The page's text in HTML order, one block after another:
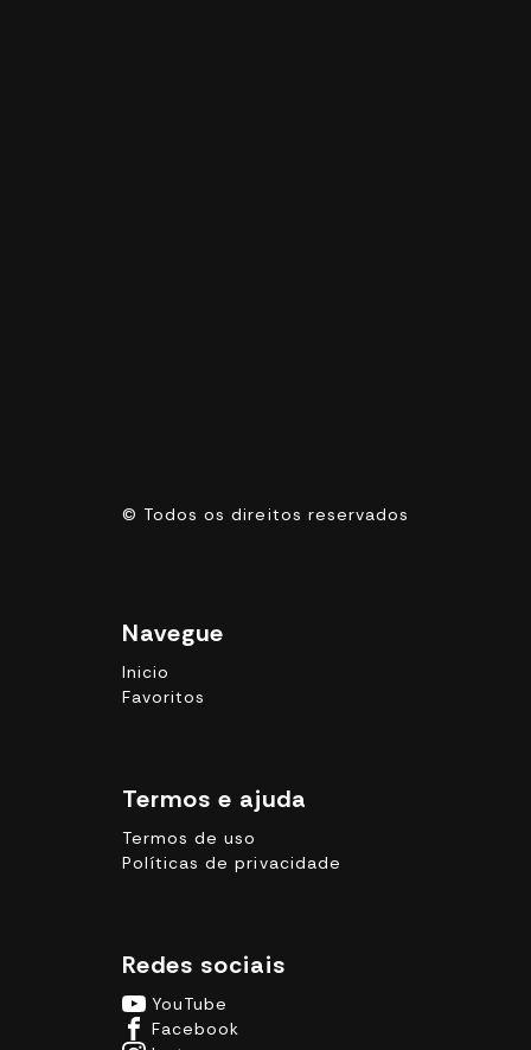
©Todos os direitos reservados
Navegue
Inicio
Favoritos
Termos e ajuda
Termos de uso
Políticas de privacidade
Redes sociais
YouTube
Facebook